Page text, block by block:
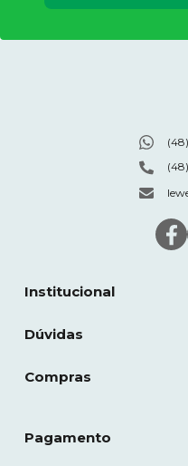
Institucional
Dúvidas
Compras
Pagamento